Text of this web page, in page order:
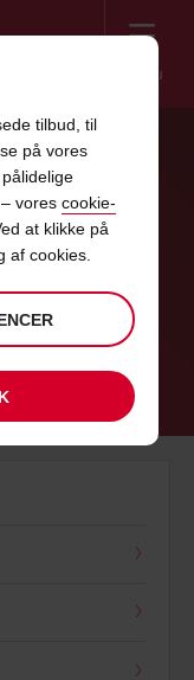
Menu
VI
tilbud, til
på vores
vores cookie-
at klikke på
af cookies.